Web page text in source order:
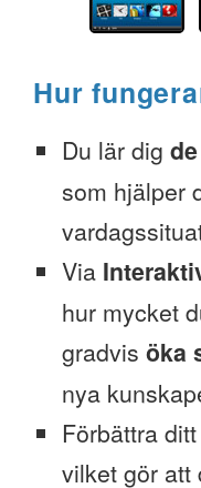
Hur
Du lär dig
som hjälper
Via
hur mycket
gradvis öka
nya
Förbättra
vilket gör att